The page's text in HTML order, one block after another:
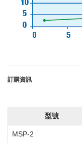
訂購資訊
型號
MSP-2